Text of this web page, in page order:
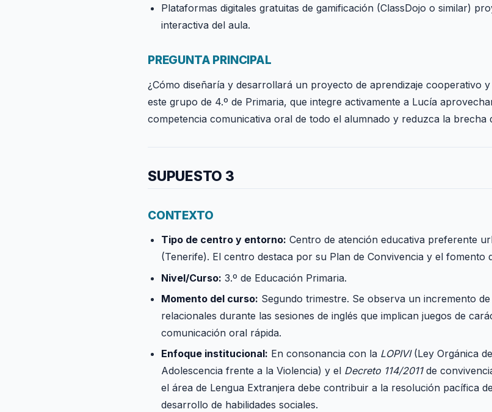
Plataformas digitales gratuitas de gamificación (ClassDojo o similar)
interactiva del aula.
PREGUNTA PRINCIPAL
¿Cómo diseñaría y desarrollará un proyecto de aprendizaje cooperativo
este grupo de 4.º de Primaria, que integre activamente a Lucía
competencia comunicativa oral de todo el alumnado y reduzca la brecha
SUPUESTO 3
CONTEXTO
Tipo de centro y entorno: Centro de atención educativa preferente
(Tenerife). El centro destaca por su Plan de Convivencia y el fomento
Nivel/Curso: 3.º de Educación Primaria.
Momento del curso: Segundo trimestre. Se observa un incremento
relacionales durante las sesiones de inglés que implican juegos de
comunicación oral rápida.
Enfoque institucional: En consonancia con la LOPIVI(Ley Orgánica
Adolescencia frente a la Violencia) y el Decreto 114/2011de
el área de Lengua Extranjera debe contribuir a la resolución pacífica
desarrollo de habilidades sociales.